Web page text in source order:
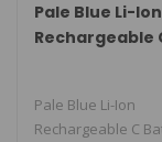
Pale Blue Li-Ion
Rechargeable
Pale Blue Li-Ion
Rechargeable C